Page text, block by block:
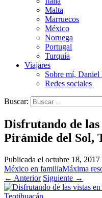
Malta
Marruecos
México
Noruega
Portugal
Turquía
Viajares
Sobre mí, Daniel
Redes sociales
Buscar:
Disfrutando de
Pirámide del Sol,
Publicada el octubre 18, 2017
México en familiaMáxima
← Anterior Siguiente →